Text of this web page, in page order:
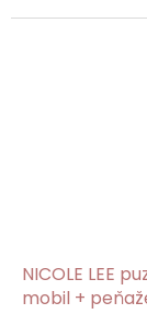
hviezdičiek.
NICOLE LEE
mobil +